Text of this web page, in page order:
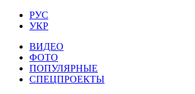
РУС
УКР
ВИДЕО
ФОТО
ПОПУЛЯРНЫЕ
СПЕЦПРОЕКТЫ